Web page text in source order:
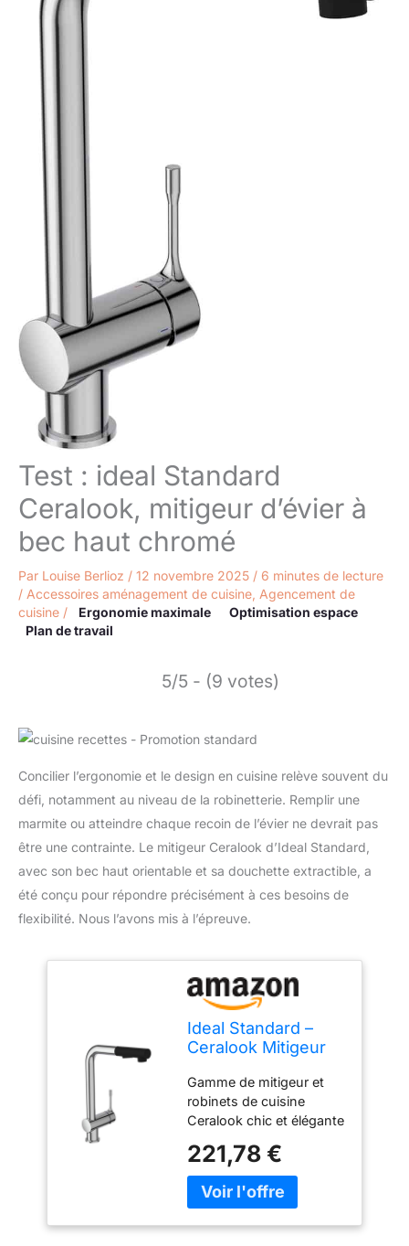
Test : ideal Standard
Ceralook, mitigeur d’évier à
bec haut chromé
Par Louise Berlioz / 12 novembre 2025 / 6 minutes de lecture
/ Accessoires aménagement de cuisine Agencement de
cuisine / Ergonomie maximale
Optimisation espace
Plan de travail
5/5 - (9 votes)
Concilier l’ergonomie et le design en cuisine relève souvent du
défi, notamment au niveau de la robinetterie. Remplir une
marmite ou atteindre chaque recoin de l’évier ne devrait pas
être une contrainte. Le mitigeur Ceralook d’Ideal Standard,
avec son bec haut orientable et sa douchette extractible, a
été conçu pour répondre précisément à ces besoins de
flexibilité. Nous l’avons mis à l’épreuve.
Ideal Standard –
Ceralook Mitigeur
orientable et
extractible 2
fonctions Chromé
Gamme de mitigeur et
robinets de cuisine
Ceralook chic et élégante
confort pour un usage
au quotidien Confort
d'utilisation : haute taille
221,78 €